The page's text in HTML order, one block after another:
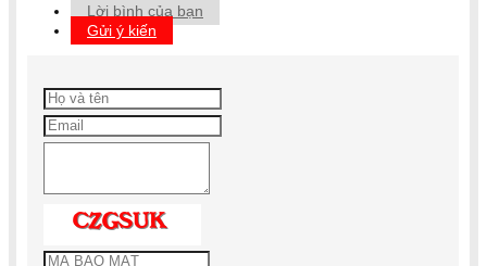
Lời bình của bạn
Gửi ý kiến